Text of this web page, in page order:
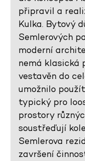
připravil a
Kulka. Bytový
Semlerových
moderní
nemá klasická
vestavěn do
umožnilo
typický pro
prostory
soustřeďují
Semlerova
završení